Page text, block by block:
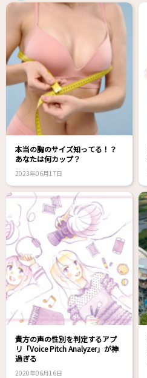
本当の胸のサイズ知ってる！？
あなたは何カップ？
2023年06月17日
貴方の声の性別を判定するアプ
リ「Voice Pitch Analyzer」が神
過ぎる
2020年06月16日